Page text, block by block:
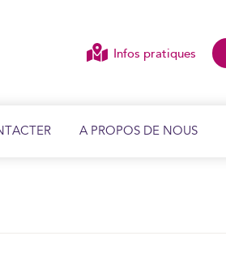
Infos pratiques
A PROPOS DE NOUS